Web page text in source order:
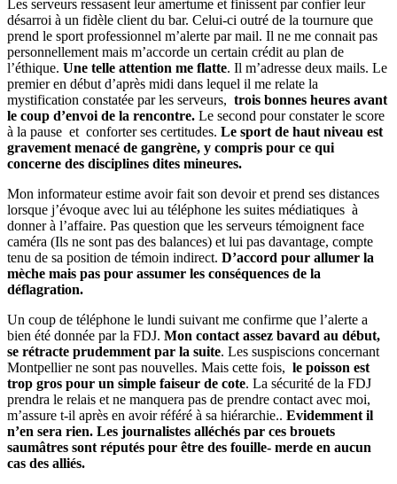
Les serveurs ressasent leur amertume et finissent par confier leur
désarroi à un fidèle client du bar. Celui-ci outré de la tournure que
prend le sport professionnel m’alerte par mail. Il ne me connait pas
personnellement mais m’accorde un certain crédit au plan de
l’éthique. Une telle attention me flatte. Il m’adresse deux mails. Le
premier en début d’après midi dans lequel il me relate la
mystification constatée par les serveurs, trois bonnes heures avant
le coup d’envoi de la rencontre. Le second pour constater le score
à la pause et conforter ses certitudes. Le sport de haut niveau est
gravement menacé de gangrène, y compris pour ce qui
concerne des disciplines dites mineures.
Mon informateur estime avoir fait son devoir et prend ses distances
lorsque j’évoque avec lui au téléphone les suites médiatiques à
donner à l’affaire. Pas question que les serveurs témoignent face
caméra (Ils ne sont pas des balances) et lui pas davantage, compte
tenu de sa position de témoin indirect. D’accord pour allumer la
mèche mais pas pour assumer les conséquences de la
déflagration.
Un coup de téléphone le lundi suivant me confirme que l’alerte a
bien été donnée par la FDJ. Mon contact assez bavard au début,
se rétracte prudemment par la suite. Les suspiscions concernant
Montpellier ne sont pas nouvelles. Mais cette fois, le poisson est
trop gros pour un simple faiseur de cote. La sécurité de la FDJ
prendra le relais et ne manquera pas de prendre contact avec moi,
m’assure t-il après en avoir référé à sa hiérarchie.. Evidemment il
n’en sera rien. Les journalistes alléchés par ces brouets
saumâtres sont réputés pour être des fouille- merde en aucun
cas des alliés.